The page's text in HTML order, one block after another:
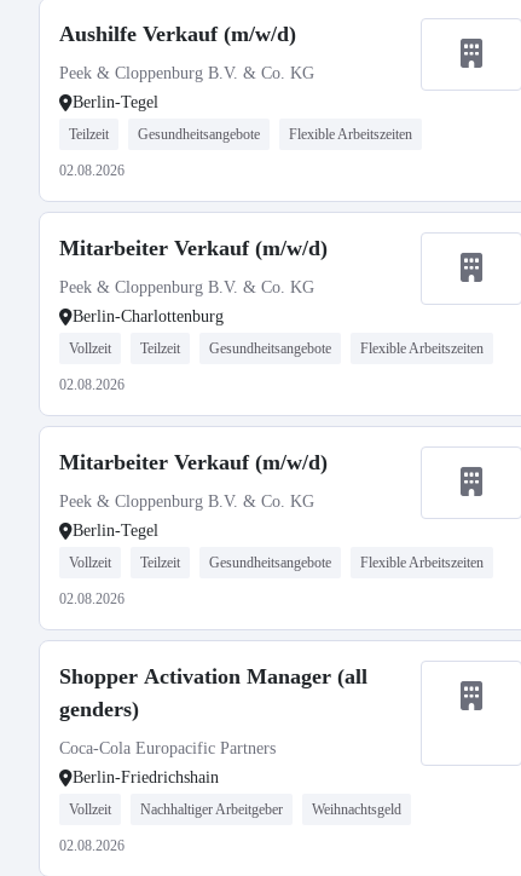
Aushilfe Verkauf (m/w/d)
Peek & Cloppenburg B.V. & Co. KG
Berlin-Tegel
Teilzeit Gesundheitsangebote Flexible Arbeitszeiten
02.08.2026
Mitarbeiter Verkauf (m/w/d)
Peek & Cloppenburg B.V. & Co. KG
Berlin-Charlottenburg
Vollzeit Teilzeit Gesundheitsangebote Flexible Arbeitszeiten
02.08.2026
Mitarbeiter Verkauf (m/w/d)
Peek & Cloppenburg B.V. & Co. KG
Berlin-Tegel
Vollzeit Teilzeit Gesundheitsangebote Flexible Arbeitszeiten
02.08.2026
Shopper Activation Manager (all
genders)
Coca-Cola Europacific Partners
Berlin-Friedrichshain
Vollzeit Nachhaltiger Arbeitgeber Weihnachtsgeld
02.08.2026